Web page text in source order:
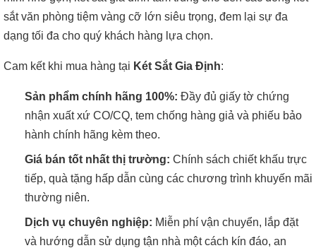
sắt văn phòng tiệm vàng cỡ lớn siêu trọng, đem lại sự đa
dạng tối đa cho quý khách hàng lựa chọn.
Cam kết khi mua hàng tại Két Sắt Gia Định:
Sản phẩm chính hãng 100%: Đầy đủ giấy tờ chứng
nhận xuất xứ CO/CQ, tem chống hàng giả và phiếu bảo
hành chính hãng kèm theo.
Giá bán tốt nhất thị trường: Chính sách chiết khấu trực
tiếp, quà tặng hấp dẫn cùng các chương trình khuyến mãi
thường niên.
Dịch vụ chuyên nghiệp: Miễn phí vận chuyển, lắp đặt
và hướng dẫn sử dụng tận nhà một cách kín đáo, an